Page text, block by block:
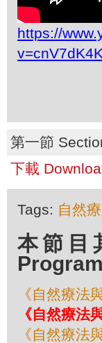
https://
第一節
下載
Tags: 自然
本節目
Program
《自然療法
《自然療法
《自然療法